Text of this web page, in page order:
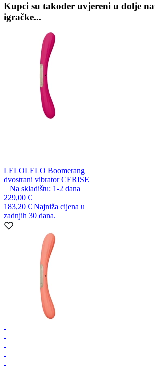
Kupci su također uvjereni u dolje
igračke...
LELOLELO Boomerang
dvostrani vibrator CERISE
Na skladištu: 1-2 dana
229,00 €
183,20 € Najniža cijena u
zadnjih 30 dana.